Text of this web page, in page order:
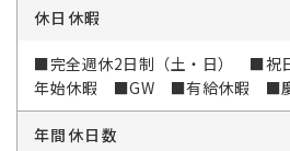
休日休暇
■完全週休2日制（土・日） ■
年始休暇 ■GW ■有給休暇 ■
年間休日数